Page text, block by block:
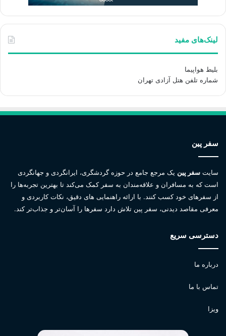
لینک‌های مفید
بلیط هواپیما
شماره تلفن هتل آزادی تهران
سفر پین
سایت سفر پین یک مرجع جامع در حوزه گردشگری، ایرانگردی و جهانگردی
است که به مسافران و علاقه‌مندان به سفر کمک می‌کند تا بهترین تجربه‌ها را
از سفرهای خود کسب کنند. با ارائه راهنمایی های دقیق، نکات کاربردی و
معرفی مقاصد دیدنی، سفر پین تلاش دارد سفرها را آسان‌تر و جذاب‌تر کند.
دسترسی سریع
درباره ما
تماس با ما
ویزا